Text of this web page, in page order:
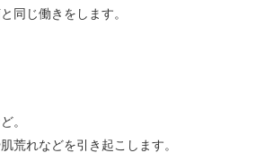
同じ働きをします。
。
荒れなどを引き起こします。